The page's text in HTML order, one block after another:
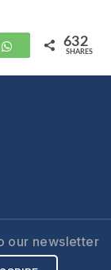
2-
WhatsApp
632
SHARES
our newsletter